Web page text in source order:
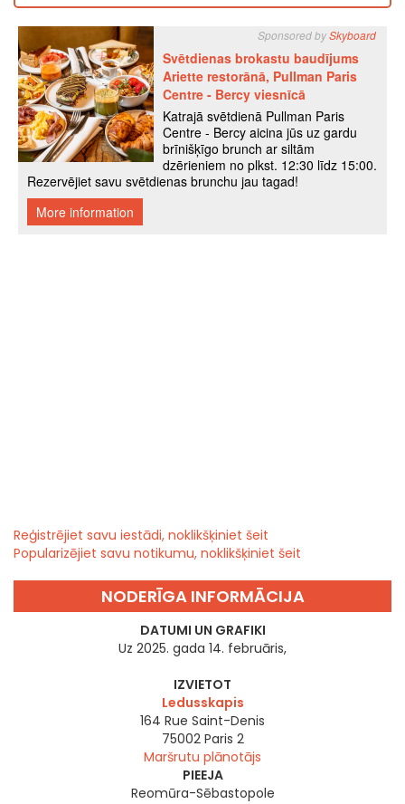
Reģistrējiet savu iestādi, noklikšķiniet šeit
Popularizējiet savu notikumu, noklikšķiniet šeit
NODERĪGA INFORMĀCIJA
DATUMI UN GRAFIKI
Uz 2025. gada 14. februāris,
IZVIETOT
Ledusskapis
164 Rue Saint-Denis
75002 Paris 2
Maršrutu plānotājs
PIEEJA
Reomūra-Sēbastopole